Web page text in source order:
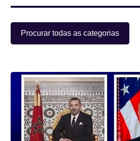
Procurar todas as categorias